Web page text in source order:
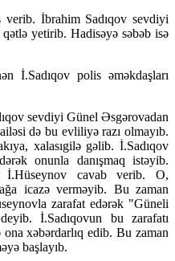
İbrahim Sadıqov sevdiyi
yetirib. Hadisəyə səbəb isə
İ.Sadıqov polis əməkdaşları
sevdiyi Günel Əsgərovadan
də bu evliliyə razı olmayıb.
xalasıgilə gəlib. İ.Sadıqov
onunla danışmaq istəyib.
İ.Hüseynov cavab verib. O,
icazə verməyib. Bu zaman
zarafat edərək "Güneli
İ.Sadıqovun bu zarafatı
xəbərdarlıq edib. Bu zaman
başlayıb.